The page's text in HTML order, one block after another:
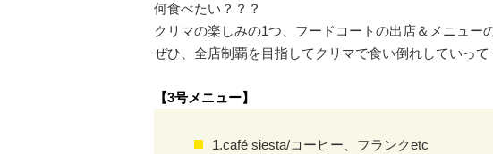
何食べたい？？？
クリマの楽しみの1つ、フードコートの出店＆メニュー
ぜひ、全店制覇を目指してクリマで食い倒れしていって
【3号メニュー】
1.café siesta/コーヒー、フランクetc